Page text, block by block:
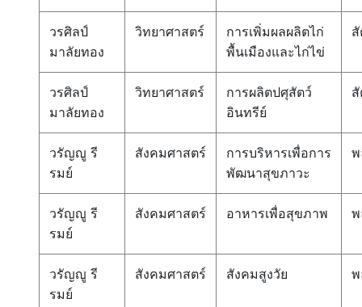
วรศิลป์
มาลัยทอง
วิทยาศาสตร์
การเพิ่มผลผลิตไก่
พื้นเมืองและไก่ไข่
วรศิลป์
มาลัยทอง
วิทยาศาสตร์
การผลิตปศุสัตว์
อินทรีย์
วรัญญู รี
รมย์
สังคมศาสตร์
การบริหารเพื่อการ
พัฒนาสุขภาวะ
วรัญญู รี
รมย์
สังคมศาสตร์ อาหารเพื่อสุขภาพ
วรัญญู รี
รมย์
สังคมศาสตร์ สังคมสูงวัย